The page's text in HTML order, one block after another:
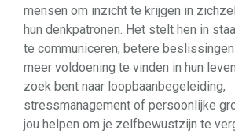
mensen om inzicht te krijgen in
hun denkpatronen. Het stelt hen in
te communiceren, betere
meer voldoening te vinden in hun
zoek bent naar loopbaanbegeleiding,
stressmanagement of persoonlijke
jou helpen om je zelfbewustzijn te